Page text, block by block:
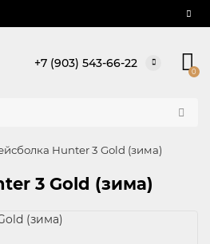
+7 (903) 543-66-22
0
Hunter 3 Gold (зима)
3 Gold (зима)